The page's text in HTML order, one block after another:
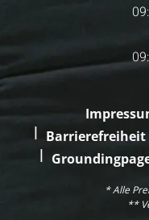
Barrierefreiheit
* Alle
**